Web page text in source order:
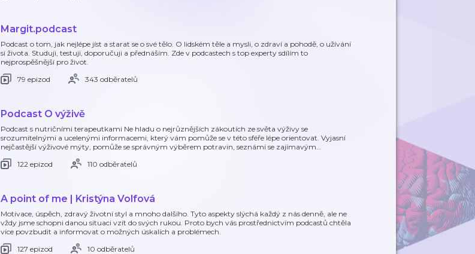
Margit.podcast
Podcast o tom, jak nejlépe jíst a starat se o své tělo. O lidském těle a mysli, o zdraví a pohodě, o užívání
si života. Studuji, testuji, doporučuji a přednáším. Zde v podcastech s top experty sdílím to
nejprospěšnější pro život.
79 epizod
343 odběratelů
Podcast O výživě
Podcast s nutričními terapeutkami Ne hladu o nejrůznějších zákoutích ze světa výživy se
srozumitelnými a ucelenými informacemi, který vám pomůže se v této sféře lépe orientovat. Vyjasní
nejčastější výživové mýty, pomůže se správným výběrem potravin, seznámí se zajímavým…
122 epizod
110 odběratelů
A point of me | Kristýna Volfová
Motivace, úspěch, zdravý životní styl a mnoho dalšího. Tyto aspekty slýchá každý z nás denně, ale ne
vždy jsme schopni danou situaci vzít do svých rukou. Proto bych vás prostřednictvím podcastů chtěla
více povzbudit a informovat o možných úskalích a problémech.
127 epizod
10 odběratelů